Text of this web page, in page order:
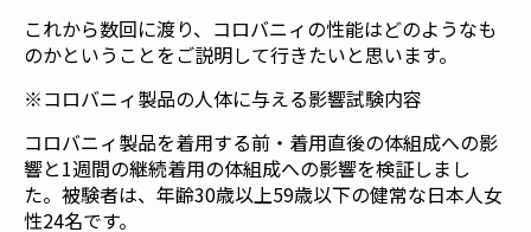
これから数回に渡り、コロバニィの性能はどのようなも
のかということをご説明して行きたいと思います。
※コロバニィ製品の人体に与える影響試験内容
コロバニィ製品を着用する前・着用直後の体組成への影
響と1週間の継続着用の体組成への影響を検証しまし
た。被験者は、年齢30歳以上59歳以下の健常な日本人女
性24名です。